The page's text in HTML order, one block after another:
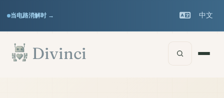
当电路消解时 → 中文
Divinci